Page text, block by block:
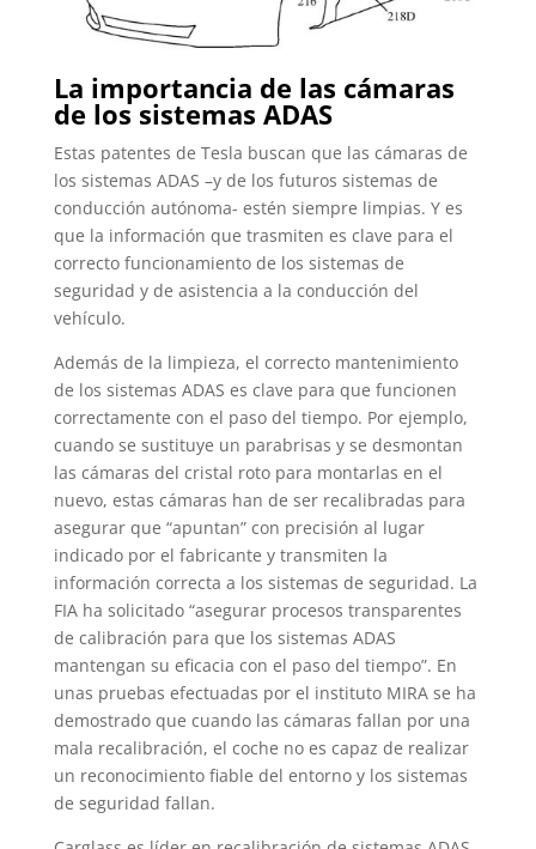
La importancia de las cámaras
de los sistemas ADAS
Estas patentes de Tesla buscan que las cámaras de
los sistemas ADAS –y de los futuros sistemas de
conducción autónoma- estén siempre limpias. Y es
que la información que trasmiten es clave para el
correcto funcionamiento de los sistemas de
seguridad y de asistencia a la conducción del
vehículo.
Además de la limpieza, el correcto mantenimiento
de los sistemas ADAS es clave para que funcionen
correctamente con el paso del tiempo. Por ejemplo,
cuando se sustituye un parabrisas y se desmontan
las cámaras del cristal roto para montarlas en el
nuevo, estas cámaras han de ser recalibradas para
asegurar que “apuntan” con precisión al lugar
indicado por el fabricante y transmiten la
información correcta a los sistemas de seguridad. La
FIA ha solicitado “asegurar procesos transparentes
de calibración para que los sistemas ADAS
mantengan su eficacia con el paso del tiempo”. En
unas pruebas efectuadas por el instituto MIRA se ha
demostrado que cuando las cámaras fallan por una
mala recalibración, el coche no es capaz de realizar
un reconocimiento fiable del entorno y los sistemas
de seguridad fallan.